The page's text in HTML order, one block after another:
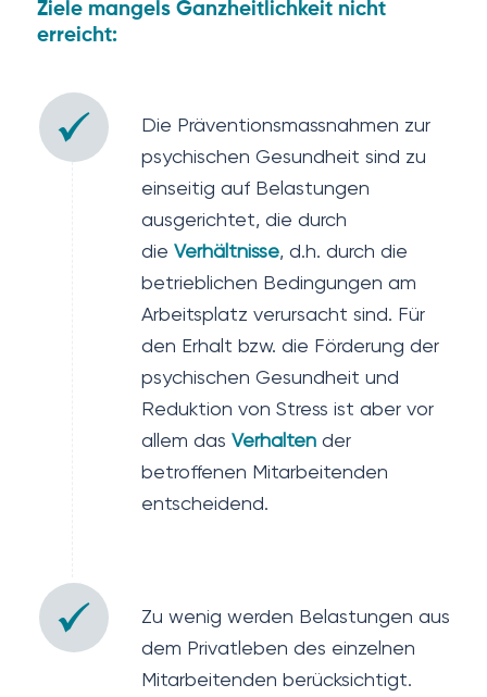
Ziele mangels Ganzheitlichkeit nicht
erreicht:
Die Präventionsmassnahmen zur
psychischen Gesundheit sind zu
einseitig auf Belastungen
ausgerichtet, die durch
die Verhältnisse, d.h. durch die
betrieblichen Bedingungen am
Arbeitsplatz verursacht sind. Für
den Erhalt bzw. die Förderung der
psychischen Gesundheit und
Reduktion von Stress ist aber vor
allem das Verhaltender
betroffenen Mitarbeitenden
entscheidend.
Zu wenig werden Belastungen aus
dem Privatleben des einzelnen
Mitarbeitenden berücksichtigt.